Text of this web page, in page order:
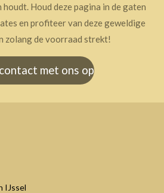
Houd deze pagina in de gaten
en profiteer van deze geweldige
zolang de voorraad strekt!
met ons op
IJssel